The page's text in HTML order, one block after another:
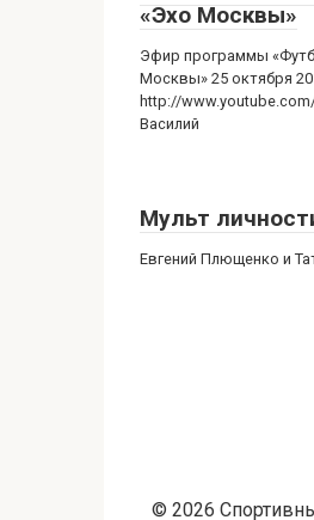
«Эхо Москвы»
Эфир программы
Москвы» 25 октября
http://
Василий
Мульт
Евгений Плющенко и
© 2026